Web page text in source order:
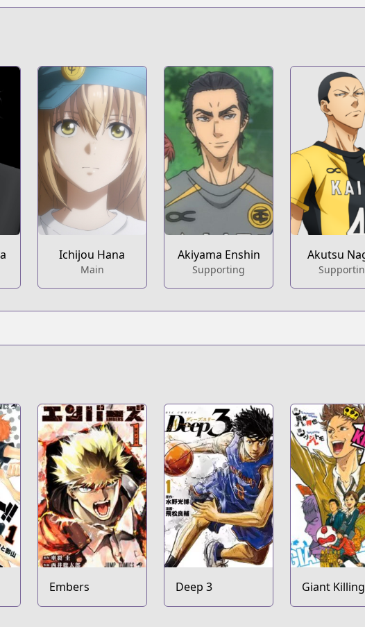
Ichijou Hana
Main
Akiyama Enshin
Supporting
Akutsu
Embers Deep 3 Giant Killing